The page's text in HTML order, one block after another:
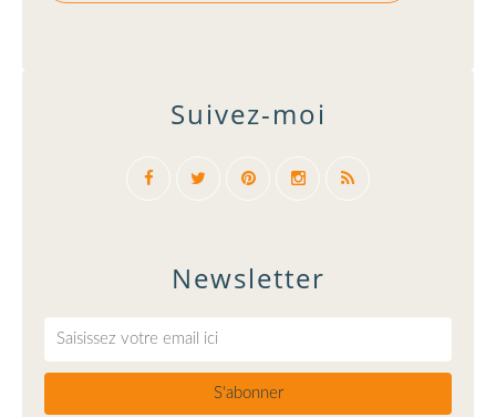
Newsletter
Suivez-moi